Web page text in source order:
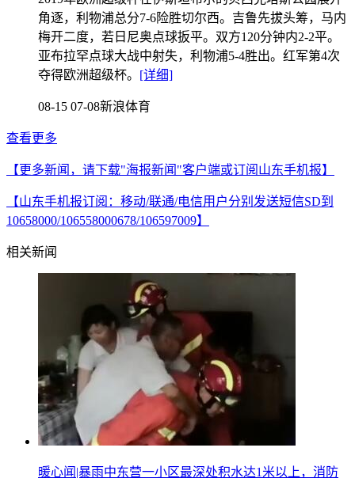
角逐，利物浦总分7-6险胜切尔西。吉鲁先拔头筹，马内
梅开二度，若日尼奥点球扳平。双方120分钟内2-2平。
亚布拉罕点球大战中射失，利物浦5-4胜出。红军第4次
夺得欧洲超级杯。 [详细]
08-15 07-08新浪体育
查看更多
【更多新闻，请下载"海报新闻"客户端或订阅山东手机报】
【山东手机报订阅：移动/联通/电信用户分别发送短信SD到
10658000/106558000678/106597009】
相关新闻
暖心闻|暴雨中东营一小区最深处积水达1米以上，消防